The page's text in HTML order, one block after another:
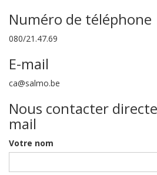
Numéro de téléphone
080/21.47.69
E-mail
ca@salmo.be
Nous contacter
mail
Votre nom